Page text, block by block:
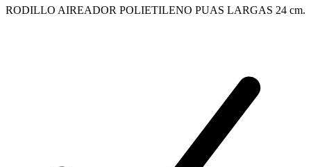
RODILLO AIREADOR POLIETILENO PUAS LARGAS 24 cm.